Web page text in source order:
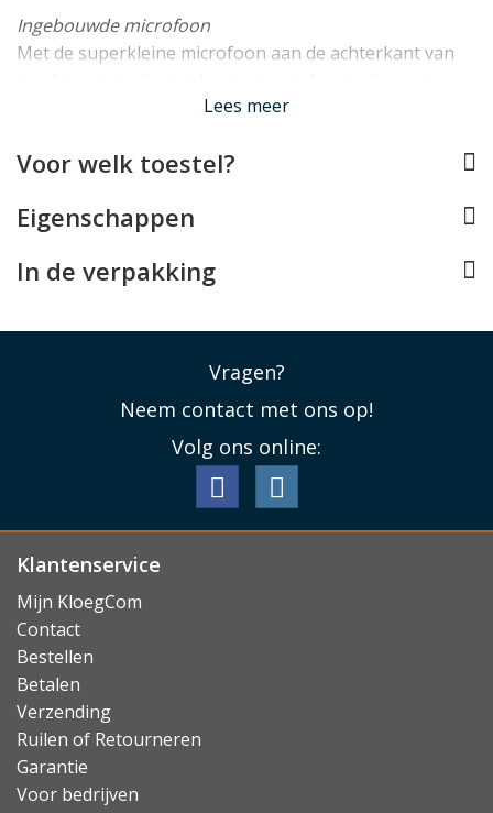
Ingebouwde microfoon
Met de superkleine microfoon aan de achterkant van
iPhone en spraakmemo’s opnemen met uw iPhone of
Lees meer
Voor welk toestel?
Eigenschappen
In de verpakking
Vragen?
Neem contact met ons op!
Volg ons online:
Klantenservice
Mijn KloegCom
Contact
Bestellen
Betalen
Verzending
Ruilen of Retourneren
Garantie
Voor bedrijven